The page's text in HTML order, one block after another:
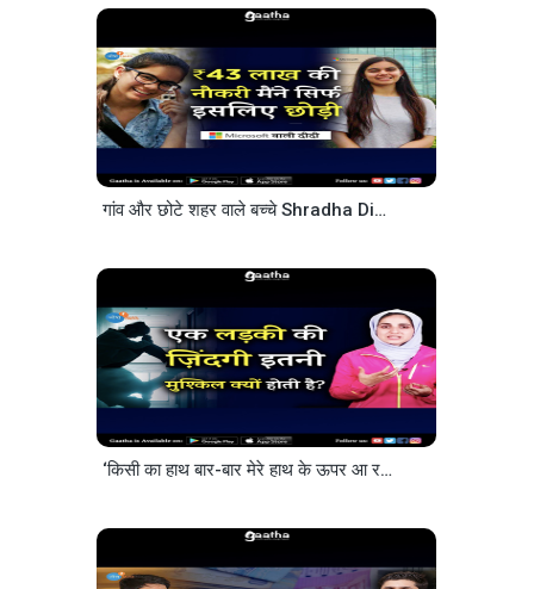
गांव और छोटे शहर वाले बच्चे Shradha Didi की कहानी ज़रूर सुनें
‘किसी का हाथ बार-बार मेरे हाथ के ऊपर आ रहा था’ Powerful Story Anika Nazir Josh Talks Hindi